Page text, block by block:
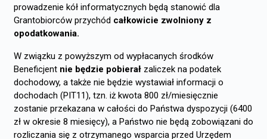
prowadzenie kół informatycznych będą stanowić dla
Grantobiorców przychód całkowicie zwolniony z
opodatkowania.
W związku z powyższym od wypłacanych środków
Beneficjent nie będzie pobierał zaliczek na podatek
dochodowy, a także nie będzie wystawiał informacji o
dochodach (PIT11), tzn. iż kwota 800 zł/miesięcznie
zostanie przekazana w całości do Państwa dyspozycji (6400
zł w okresie 8 miesięcy), a Państwo nie będą zobowiązani do
rozliczania się z otrzymanego wsparcia przed Urzędem